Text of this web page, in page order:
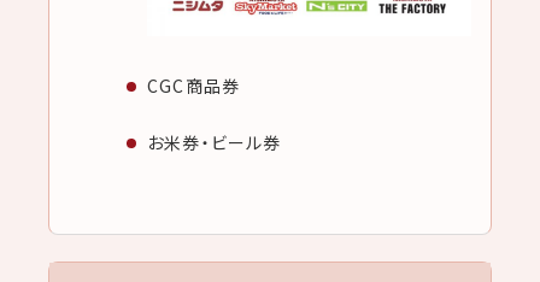
CGC商品券
お米券・ビール券